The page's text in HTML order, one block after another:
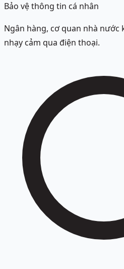
Bảo vệ thông tin cá nhân
Ngân hàng, cơ quan nhà
nhạy cảm qua điện thoại.